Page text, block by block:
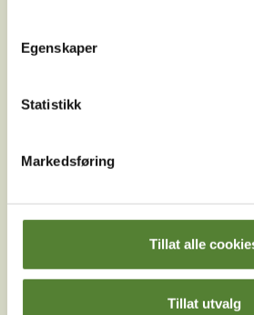
Egenskaper
Statistikk
Markedsføring
Tillat alle
Tillat utvalg
Er sengetøy og håndklær
Kan jeg ha med hund i Abra Havn?
Havn?
Havn?
Hvor ligger Abra Havn?